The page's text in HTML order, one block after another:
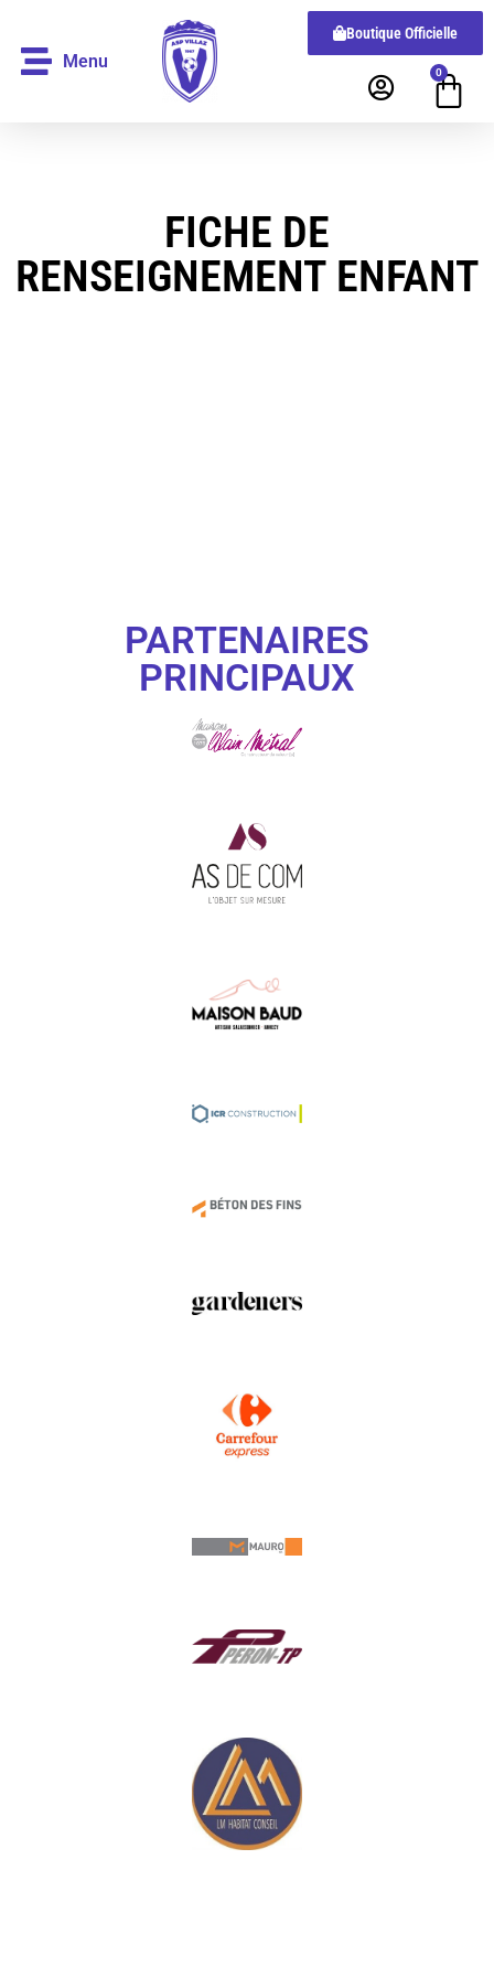
Menu
Boutique Officielle
0
FICHE DE
RENSEIGNEMENT ENFANT
PARTENAIRES
PRINCIPAUX